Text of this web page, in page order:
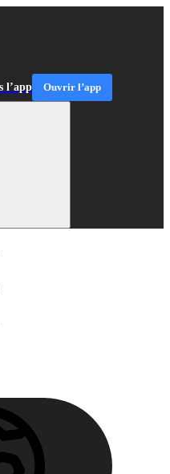
l’app Ouvrir l’app